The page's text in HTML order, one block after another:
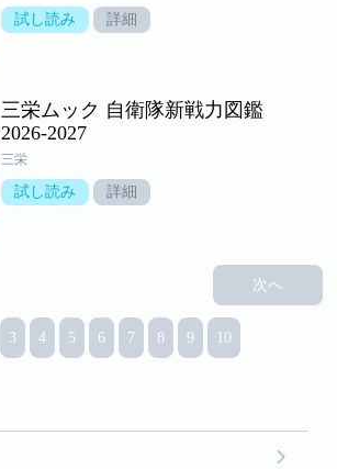
試し読み 詳細
三栄ムック 自衛隊新戦力図鑑
2026-2027
三栄
試し読み 詳細
3 4 5 6 7 8 9 10
次へ